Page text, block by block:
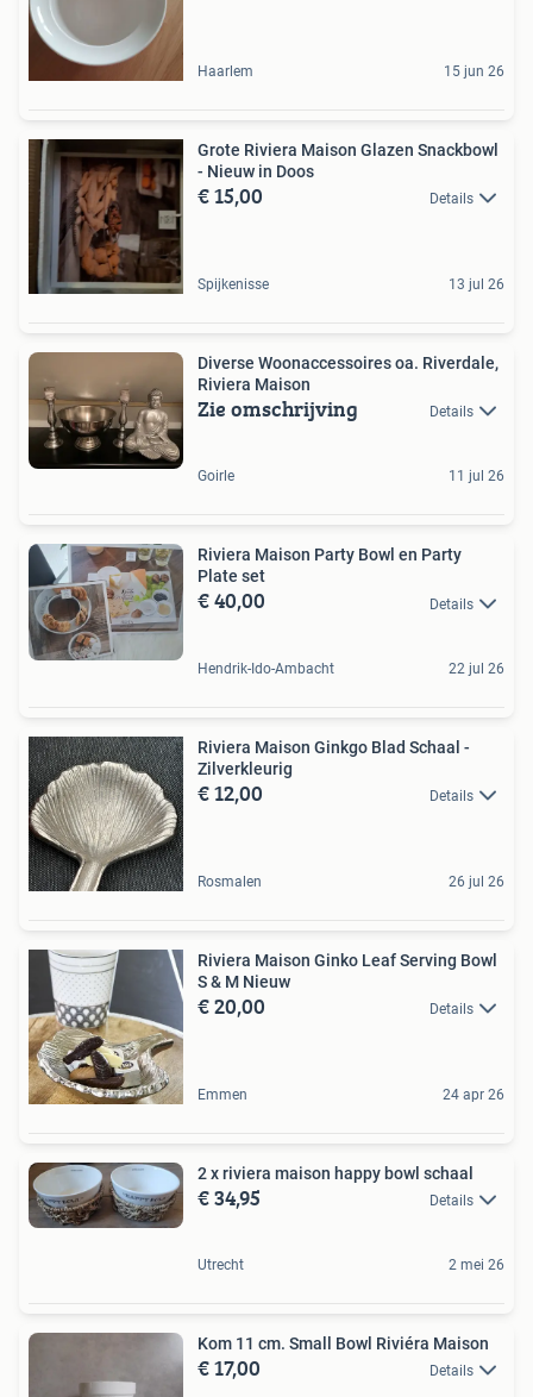
Haarlem 15 jun 26
Grote Riviera Maison Glazen Snackbowl
- Nieuw in Doos
€ 15,00 Details
Spijkenisse 13 jul 26
Diverse Woonaccessoires oa. Riverdale,
Riviera Maison
Zie omschrijving Details
Goirle 11 jul 26
Riviera Maison Party Bowl en Party
Plate set
€ 40,00 Details
Hendrik-Ido-Ambacht 22 jul 26
Riviera Maison Ginkgo Blad Schaal -
Zilverkleurig
€ 12,00 Details
Rosmalen 26 jul 26
Riviera Maison Ginko Leaf Serving Bowl
S & M Nieuw
€ 20,00 Details
Emmen 24 apr 26
2 x riviera maison happy bowl schaal
€ 34,95 Details
Utrecht 2 mei 26
Kom 11 cm. Small Bowl Riviéra Maison
€ 17,00 Details